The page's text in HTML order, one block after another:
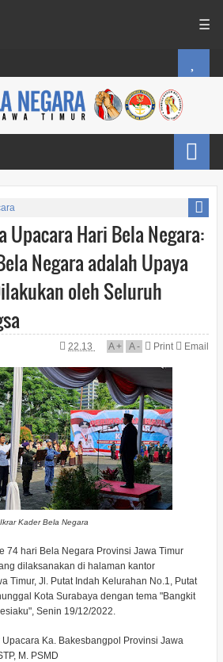
☰
Upacara Hari Bela Negara:
Negara adalah Upaya
oleh Seluruh
22.13 A+ A- Print Email
Ikrar Kader Bela Negara
74 hari Bela Negara Provinsi Jawa Timur
dilaksanakan di halaman kantor
Timur, Jl. Putat Indah Kelurahan No.1, Putat
Kota Surabaya dengan tema "Bangkit
Senin 19/12/2022.
Ka. Bakesbangpol Provinsi Jawa
M. PSMD